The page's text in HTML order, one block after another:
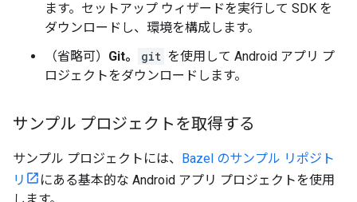
ます。セットアップ ウィザードを実行して SDK を
ダウンロードし、環境を構成します。
（省略可） Git。 git を使用して Android アプリ プ
ロジェクトをダウンロードします。
サンプル プロジェクトを取得する
サンプル プロジェクトには、 Bazel のサンプル リポジト
リ
にある基本的な Android アプリ プロジェクトを使用